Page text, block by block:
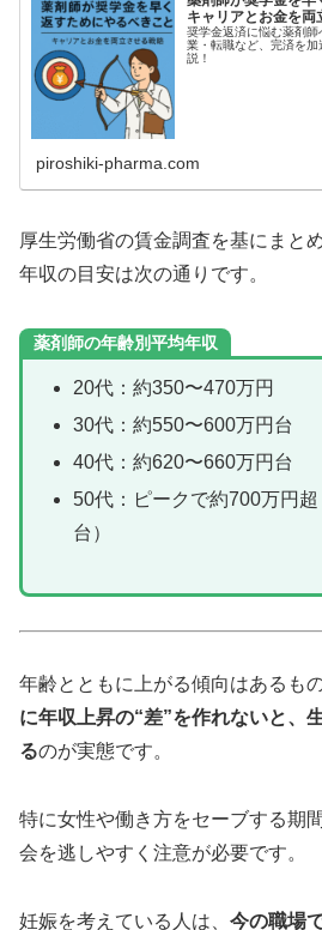
キャリアとお金を両
奨学金返済に悩む薬剤
業・転職など、完済を
説！
piroshiki-pharma.com
厚生労働省の賃金調査を基にまと
年収の目安は次の通りです。
薬剤師の年齢別平均年収
20代：約350〜470万円
30代：約550〜600万円台
40代：約620〜660万円台
50代：ピークで約700万円
台）
年齢とともに上がる傾向はあるもの
に年収上昇の“差”を作れないと、
るのが実態です。
特に女性や働き方をセーブする期
会を逃しやすく注意が必要です。
妊娠を考えている人は、 今の職場